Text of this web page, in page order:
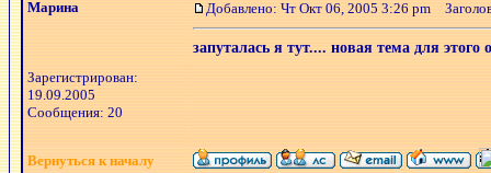
Марина
Зарегистрирован:
19.09.2005
Сообщения: 20
Добавлено: Чт Окт 06, 2005 3:26 pm
запуталась я тут.... новая тема для
Вернуться к началу